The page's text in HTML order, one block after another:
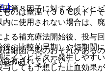
のは室温（３０℃以下）で
に使用されない場合は、廃
細菌汚染のおそれがあるの
有されていない）。
第８因子に対するインヒビ
る補充療法開始後、投与回
の比較的早期）や短期間に
インヒビター発生しやすい
しても予想した止血効果が
ト